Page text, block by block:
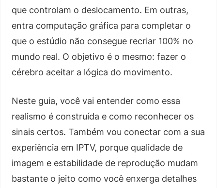
que controlam o deslocamento. Em outras,
entra computação gráfica para completar o
que o estúdio não consegue recriar 100% no
mundo real. O objetivo é o mesmo: fazer o
cérebro aceitar a lógica do movimento.
Neste guia, você vai entender como essa
realismo é construída e como reconhecer os
sinais certos. Também vou conectar com a sua
experiência em IPTV, porque qualidade de
imagem e estabilidade de reprodução mudam
bastante o jeito como você enxerga detalhes